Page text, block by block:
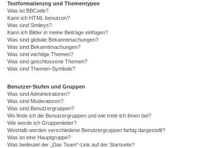
Textformatierung und Thementypen
Was ist BBCode?
Kann ich HTML benutzen?
Was sind Smileys?
Kann ich Bilder in meine Beiträge einfügen?
Was sind globale Bekanntmachungen?
Was sind Bekanntmachungen?
Was sind wichtige Themen?
Was sind geschlossene Themen?
Was sind Themen-Symbole?
Benutzer-Stufen und Gruppen
Was sind Administratoren?
Was sind Moderatoren?
Was sind Benutzergruppen?
Wo finde ich die Benutzergruppen und wie trete ich ihnen bei?
Wie werde ich Gruppenleiter?
Weshalb werden verschiedene Benutzergruppen farbig dargestellt?
Was ist eine Hauptgruppe?
Was bedeutet der „Das Team“-Link auf der Startseite?